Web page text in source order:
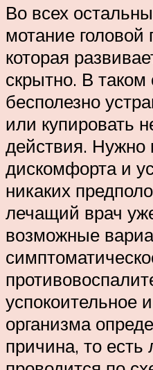
Во всех
мотание головой
которая
скрытно. В таком
бесполезно
или купировать
действия. Нужно
дискомфорта и
никаких
лечащий врач
возможные
успокоительное
организма
причина, то есть